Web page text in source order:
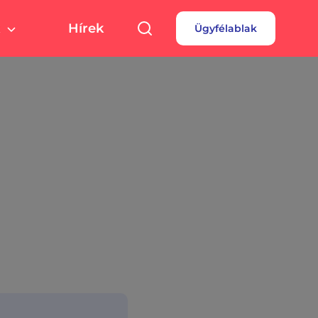
Hírek Ügyfélablak